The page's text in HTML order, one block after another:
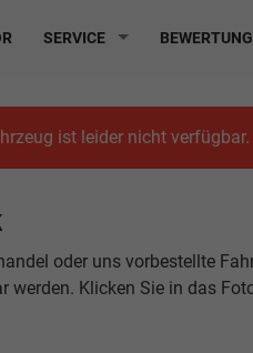
SERVICE
ist leider nicht verfügbar.
oder uns vorbestellte
werden. Klicken Sie in das